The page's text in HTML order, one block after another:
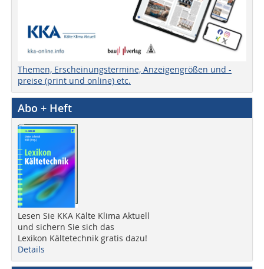
Themen, Erscheinungstermine, Anzeigengrößen und -
preise (print und online) etc.
Abo + Heft
Lesen Sie KKA Kälte Klima Aktuell
und sichern Sie sich das
Lexikon Kältetechnik gratis dazu!
Details